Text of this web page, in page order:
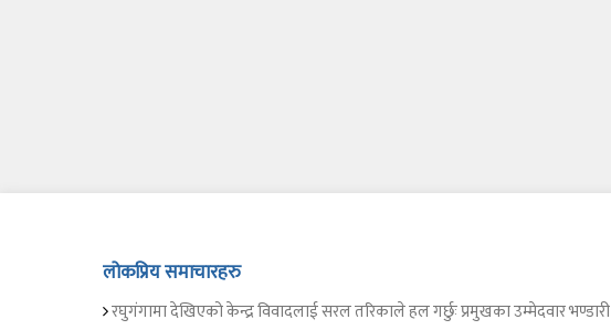
लोकप्रिय समाचारहरु
रघुगंगामा देखिएको केन्द्र विवादलाई सरल तरिकाले हल गर्छुः प्रमुखका उम्मेदवार भण्डारी